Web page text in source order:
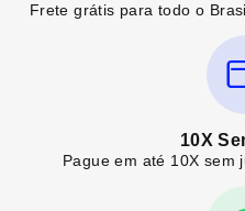
Frete grátis para todo o
10X
Pague em até 10X sem